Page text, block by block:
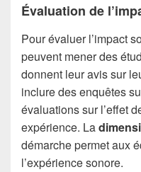
Évaluation de
Pour évaluer l’impact
peuvent mener des
donnent leur avis sur
inclure des enquêtes
évaluations sur l’effet
expérience. La
démarche permet aux
l’expérience sonore.